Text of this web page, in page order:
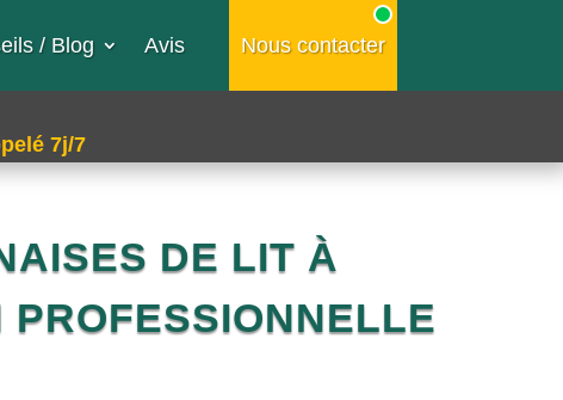
/ Blog Avis Nous contacter
7j/7
DE LIT À